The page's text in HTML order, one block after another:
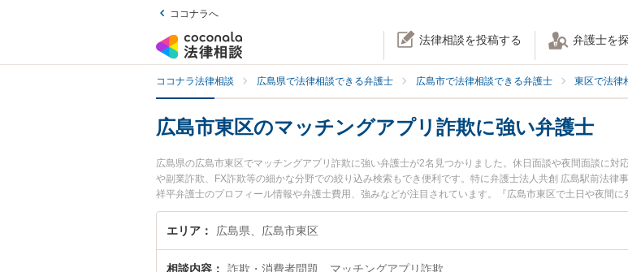
ココナラへ
法律相談を投稿する 弁護士を
ココナラ法律相談 広島県で法律相談できる弁護士 広島市で法律相談できる弁護士 東区で法律
広島市東区のマッチングアプリ詐欺に強い弁護士
広島県の広島市東区でマッチングアプリ詐欺に強い弁護士が2名見つかりました。休日面談や夜間面談に
や副業詐欺、FX詐欺等の細かな分野での絞り込み検索もでき便利です。特に弁護士法人共創 広島駅前法
祥平弁護士のプロフィール情報や弁護士費用、強みなどが注目されています。『広島市東区で土日や夜間
い』『マッチングアプリ詐欺のトラブル解決の実績豊富な近くの弁護士を検索したい』『初回相談無料で
したい』などでお困りの相談者さんにおすすめです。
エリア 広島県、広島市東区
相談内容 詐欺・消費者問題、マッチングアプリ詐欺